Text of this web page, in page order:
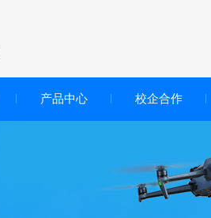
产品中心
智慧交互显示大屏
无人机基础飞行模拟仿真教学
校企合作